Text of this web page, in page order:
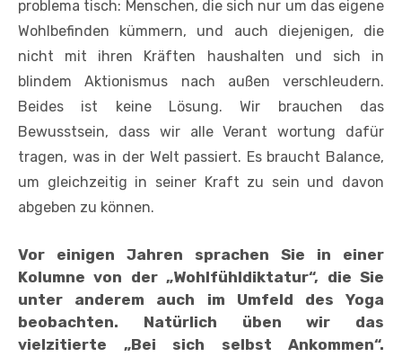
problema­ tisch: Menschen, die sich nur um das eigene
Wohlbefinden kümmern, und auch diejenigen, die
nicht mit ihren Kräften haushalten und sich in
blindem Aktionismus nach außen verschleudern.
Beides ist keine Lösung. Wir brauchen das
Bewusstsein, dass wir alle Verant­ wortung dafür
tragen, was in der Welt passiert. Es braucht Balance,
um gleich­zeitig in seiner Kraft zu sein und davon
abgeben zu können.
Vor einigen Jahren sprachen Sie in einer
Kolumne von der „Wohlfühldiktatur“, die Sie
unter anderem auch im Umfeld des Yoga
beobachten. Natürlich üben wir das
vielzitierte „Bei sich selbst Ankommen“.